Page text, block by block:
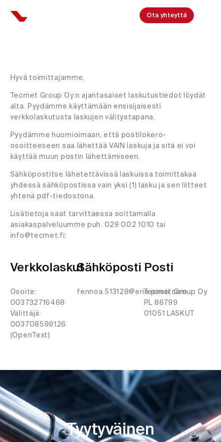
Ota yhteyttä
Hyvä toimittajamme,
Tecmet Group Oy:n ajantasaiset laskutustiedot löydät
alta. Pyydämme käyttämään ensisijaisesti
verkkolaskutusta laskujen välitystapana.
Pyydämme huomioimaan, että postilokero-
osoitteeseen saa lähettää VAIN laskuja ja sitä ei voi
käyttää muun postin lähettämiseen.
Sähköpostitse lähetettävissä laskuissa toimittakaa
yhdessä sähköpostissa vain yksi (1) lasku ja sen liitteet
yhtenä pdf-tiedostona.
Lisätietoja saat tarvittaessa soittamalla
asiakaspalveluumme puh. 029 002 1010 tai
info@tecmet.fi:
Verkkolaskut
Osoite:
003732716468
Välittäjä:
003708599126
(OpenText)
Sähköposti
fennoa.513128@erin.posti.com
Posti
Tecmet Group Oy
PL 86799
01051 LASKUT
Tyytyväinen